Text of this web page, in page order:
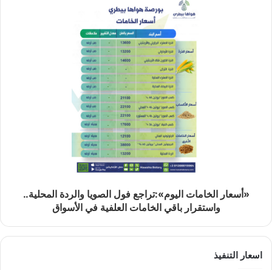
«أسعار الخامات اليوم»:تراجع فول الصويا والردة المحلية..
واستقرار باقي الخامات العلفية في الأسواق
اسعار التنفيذ